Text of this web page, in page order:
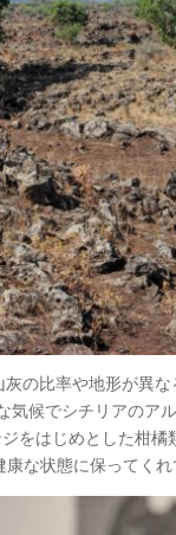
の比率や地形が異
候でシチリアのア
をはじめとした柑
な状態に保ってくれ